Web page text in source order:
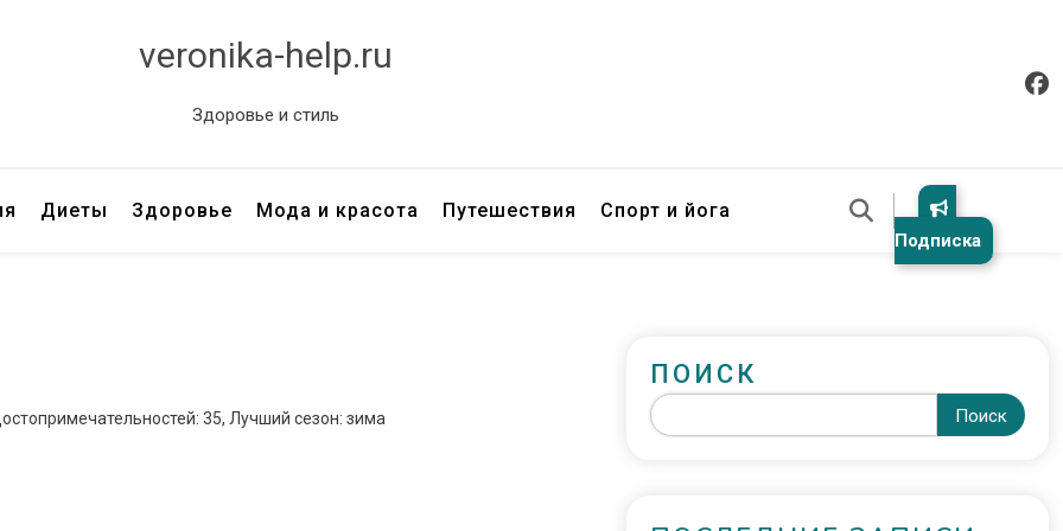
veronika-help.ru
Здоровье и стиль
Диеты Здоровье Мода и красота Путешествия Спорт и йога
Подписка
35, Лучший сезон: зима
ПОИСК
Поиск